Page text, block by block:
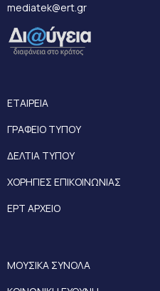
mediatek@ert.gr
ΕΤΑΙΡΕΙΑ
ΓΡΑΦΕΙΟ ΤΥΠΟΥ
ΔΕΛΤΙΑ ΤΥΠΟΥ
ΧΟΡΗΓΙΕΣ ΕΠΙΚΟΙΝΩΝΙΑΣ
ΕΡΤ ΑΡΧΕΙΟ
ΜΟΥΣΙΚΑ ΣΥΝΟΛΑ